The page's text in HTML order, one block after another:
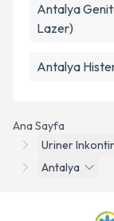
Ana Sayfa
Uriner
Antalya
Antalya
Lazer)
Antalya